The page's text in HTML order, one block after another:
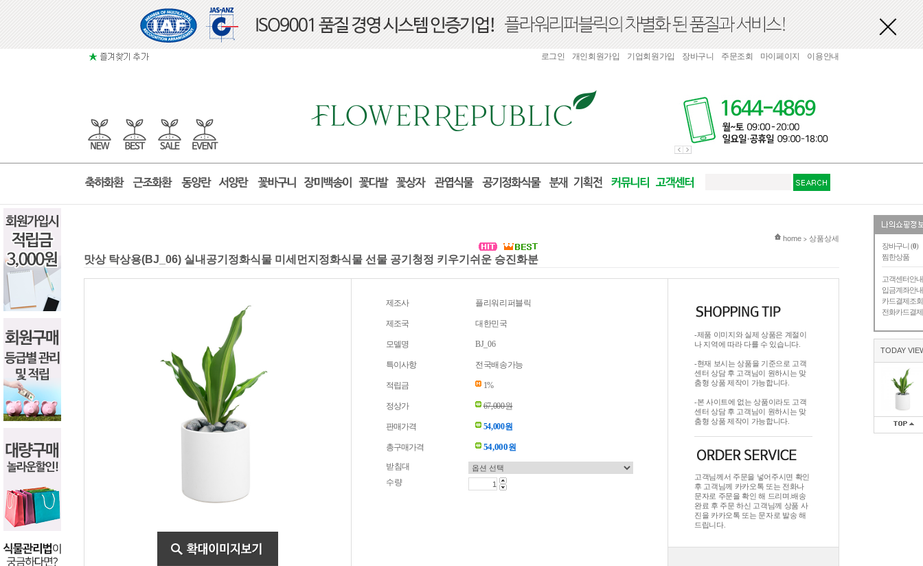
장바구니 (0)
찜한상품
고객센터안내
입금계좌안내
카드결제조회
전화카드결제
TODAY
로그인 개인회원가입 기업회원가입 장바구니 주문조회 마이페이지 이용안내
현재 위치
home > 상품상세
맛상 탁상용(BJ_06) 실내공기정화식물 미세먼지정화식물 선물 공기청정 키우기쉬운 승진화분
제조사 플리워리퍼블릭
제조국 대한민국
모델명 BJ_06
특이사항 전국배송가능
적립금 1%
정상가 67,000원
판매가격 54,000원
총구매가격 54,000원
받침대
수량
-제품 이미지와 실제 상품은 계절이
나 지역에 따라 다를 수 있습니다.
-현재 보시는 상품을 기준으로 고객
센터 상담 후 고객님이 원하시는 맞
춤형 상품 제작이 가능합니다.
-본 사이트에 없는 상품이라도 고객
센터 상담 후 고객님이 원하시는 맞
춤형 상품 제작이 가능합니다.
고객님께서 주문을 넣어주시면 확인
후 고객님께 카카오톡 또는 전화나
문자로 주문을 확인 해 드리며.배송
완료 후 주문 하신 고객님께 상품 사
진을 카카오톡 또는 문자로 발송 해
드립니다.